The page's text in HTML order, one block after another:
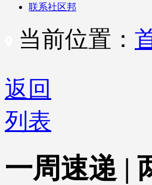
联系社区邦
当前位置：
返回
列表
一周速递 |